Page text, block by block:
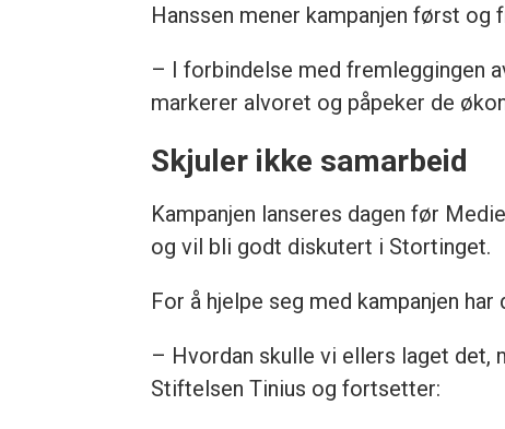
Hanssen mener kampanjen først
– I forbindelse med fremleggingen
markerer alvoret og påpeker de
Skjuler ikke samarbeid
Kampanjen lanseres dagen før
og vil bli godt diskutert i Stortinget.
For å hjelpe seg med kampanjen
– Hvordan skulle vi ellers laget det,
Stiftelsen Tinius og fortsetter: